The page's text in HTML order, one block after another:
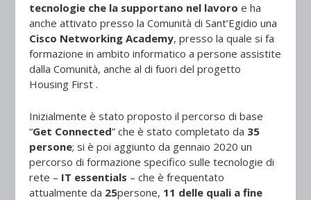
tecnologie che la supportano nel lavoro e ha
anche attivato presso la Comunità di Sant’Egidio una
Cisco Networking Academy, presso la quale si fa
formazione in ambito informatico a persone assistite
dalla Comunità, anche al di fuori del progetto
Housing First .
Inizialmente è stato proposto il percorso di base
“Get Connected” che è stato completato da 35
persone; si è poi aggiunto da gennaio 2020 un
percorso di formazione specifico sulle tecnologie di
rete – IT essentials – che è frequentato
attualmente da 25persone, 11 delle quali a fine